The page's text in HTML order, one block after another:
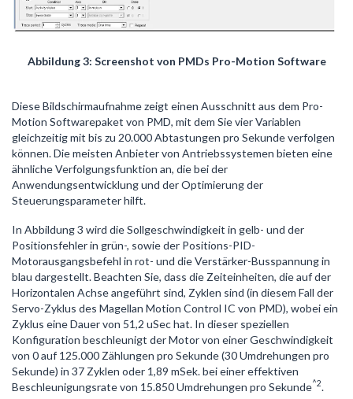
Abbildung 3: Screenshot von PMDs Pro-Motion Software
Diese Bildschirmaufnahme zeigt einen Ausschnitt aus dem Pro-
Motion Softwarepaket von PMD, mit dem Sie vier Variablen
gleichzeitig mit bis zu 20.000 Abtastungen pro Sekunde verfolgen
können. Die meisten Anbieter von Antriebssystemen bieten eine
ähnliche Verfolgungsfunktion an, die bei der
Anwendungsentwicklung und der Optimierung der
Steuerungsparameter hilft.
In Abbildung 3 wird die Sollgeschwindigkeit in gelb- und der
Positionsfehler in grün-, sowie der Positions-PID-
Motorausgangsbefehl in rot- und die Verstärker-Busspannung in
blau dargestellt. Beachten Sie, dass die Zeiteinheiten, die auf der
Horizontalen Achse angeführt sind, Zyklen sind (in diesem Fall der
Servo-Zyklus des Magellan Motion Control IC von PMD), wobei ein
Zyklus eine Dauer von 51,2 uSec hat. In dieser speziellen
Konfiguration beschleunigt der Motor von einer Geschwindigkeit
von 0 auf 125.000 Zählungen pro Sekunde (30 Umdrehungen pro
Sekunde) in 37 Zyklen oder 1,89 mSek. bei einer effektiven
Beschleunigungsrate von 15.850 Umdrehungen pro Sekunde^2.